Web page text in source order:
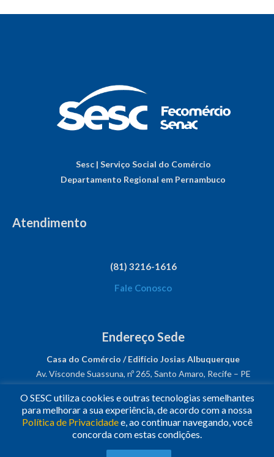
Sesc | Serviço Social do Comércio
Departamento Regional em Pernambuco
Atendimento
(81) 3216-1616
Fale Conosco
Endereço Sede
Casa do Comércio / Edifício Josias Albuquerque
Av. Visconde Suassuna, nº 265, Santo Amaro, Recife – PE
CNPJ: 03.482.931/0001-61
Siga-nos!
Todos os Direitos Reservados.
O SESC utiliza cookies e outras tecnologias semelhantes
para melhorar a sua experiência, de acordo com a nossa
Política de Privacidadee, ao continuar navegando, você
concorda com estas condições.